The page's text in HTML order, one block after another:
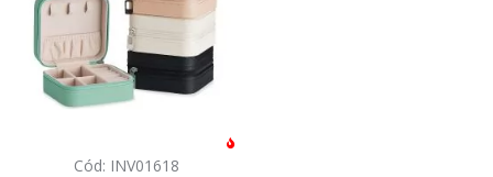
Cód: INV01618